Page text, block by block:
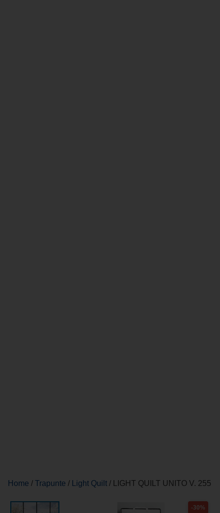
Home / Trapunte / Light Quilt / LIGHT QUILT UNITO V. 255
-30%